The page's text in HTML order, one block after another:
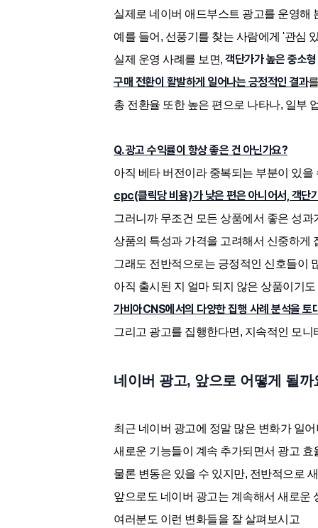
실제로 네이버 애드부스트 광고를 운영해
예를 들어, 선풍기를 찾는 사람에게 '관심
실제 운영 사례를 보면, 객단가가 높은 중소
구매 전환이 활발하게 일어나는 긍정적인 결과
총 전환율 또한 높은 편으로 나타나, 일부
Q. 광고 수익률이 항상 좋은 건 아닌가요?
아직 베타 버전이라 중복되는 부분이 있
cpc(클릭당 비용)가 낮은 편은 아니어서, 객단
그러니까 무조건 모든 상품에서 좋은 성과
상품의 특성과 가격을 고려해서 신중하게
그래도 전반적으로는 긍정적인 신호들이
아직 출시된 지 얼마 되지 않은 상품이기
가비아CNS에서의 다양한 집행 사례 분석을 토
그리고 광고를 집행한다면, 지속적인 모
네이버 광고, 앞으로 어떻게 될까
최근 네이버 광고에 정말 많은 변화가 일
새로운 기능들이 계속 추가되면서 광고
물론 변동은 있을 수 있지만, 전반적으로
앞으로도 네이버 광고는 계속해서 새로운
여러분도 이런 변화들을 잘 살펴보시고